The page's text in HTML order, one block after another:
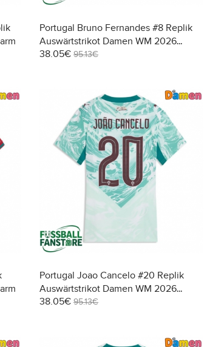
Portugal Bruno Fernandes #8 Replik
Auswärtstrikot Damen WM 2026
Kurzarm
38.05€ 95.13€
Portugal Joao Cancelo #20 Replik
Auswärtstrikot Damen WM 2026
Kurzarm
38.05€ 95.13€